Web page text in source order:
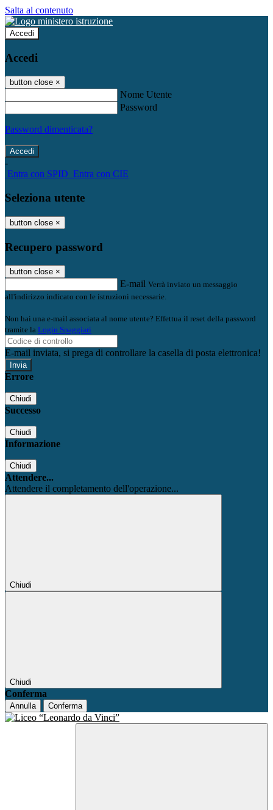
Salta al contenuto
Accedi
Accedi
button close ×
Nome Utente
Password
Password dimenticata?
-
Entra con SPID Entra con CIE
Seleziona utente
button close ×
Recupero password
button close ×
E-mail Verrà inviato un messaggio
all'indirizzo indicato con le istruzioni necessarie.
Non hai una e-mail associata al nome utente? Effettua il reset della password
tramite la Login Spaggiari
E-mail inviata, si prega di controllare la casella di posta elettronica!
Errore
Chiudi
Successo
Chiudi
Informazione
Chiudi
Attendere...
Attendere il completamento dell'operazione...
Chiudi
Chiudi
Conferma
Annulla Conferma